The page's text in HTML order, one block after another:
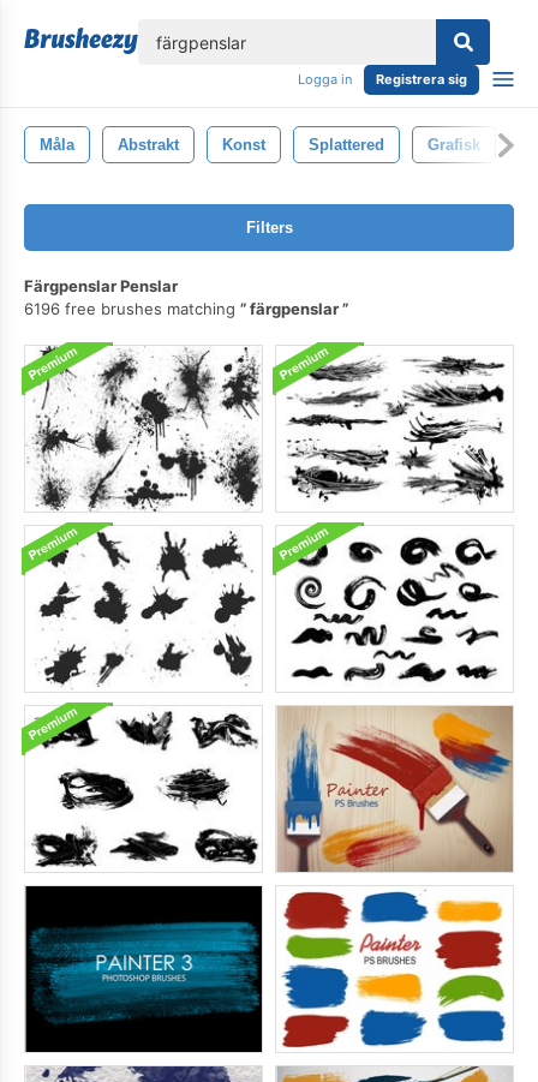
Logga in Registrera sig
Måla Abstrakt Konst Splattered Grafisk
Filters
Färgpenslar Penslar
6196 free brushes matching
färgpenslar